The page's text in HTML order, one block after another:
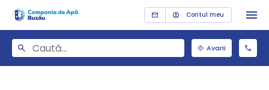
Contul meu
Avarii